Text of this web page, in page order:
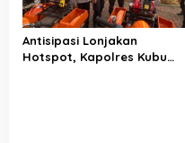
Antisipasi Lonjakan
Hotspot, Kapolres Kubu